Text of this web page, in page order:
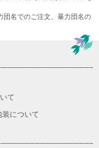
団名でのご注文、暴力団名の
て
装について